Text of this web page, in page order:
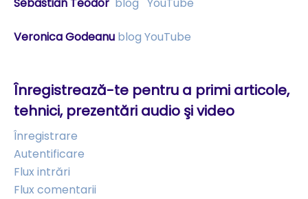
Veronica Godeanu blog YouTube
Înregistrează-te pentru a primi articole,
tehnici, prezentări audio şi video
Înregistrare
Autentificare
Flux intrări
Flux comentarii